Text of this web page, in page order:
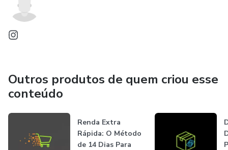
Outros produtos de quem criou esse
conteúdo
Renda Extra
Rápida: O Método
de 14 Dias Para